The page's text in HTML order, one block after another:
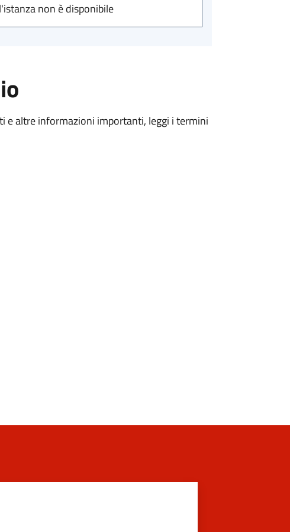
non è disponibile
e altre informazioni importanti, leggi i termini